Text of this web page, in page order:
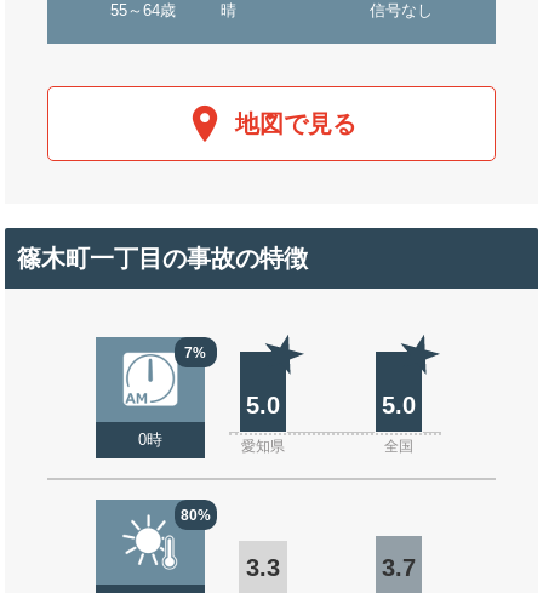
55～64歳 晴 信号なし
地図で見る
篠木町一丁目の事故の特徴
7%
0時
5.0 5.0
愛知県 全国
80%
3.3 3.7